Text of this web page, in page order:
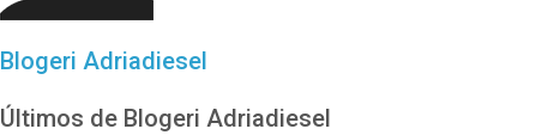
Blogeri Adriadiesel
Últimos de Blogeri Adriadiesel